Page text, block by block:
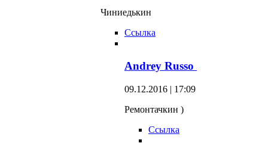
Чиниедькин
Ссылка
Andrey Russo
09.12.2016 | 17:09
Ремонтачкин )
Ссылка